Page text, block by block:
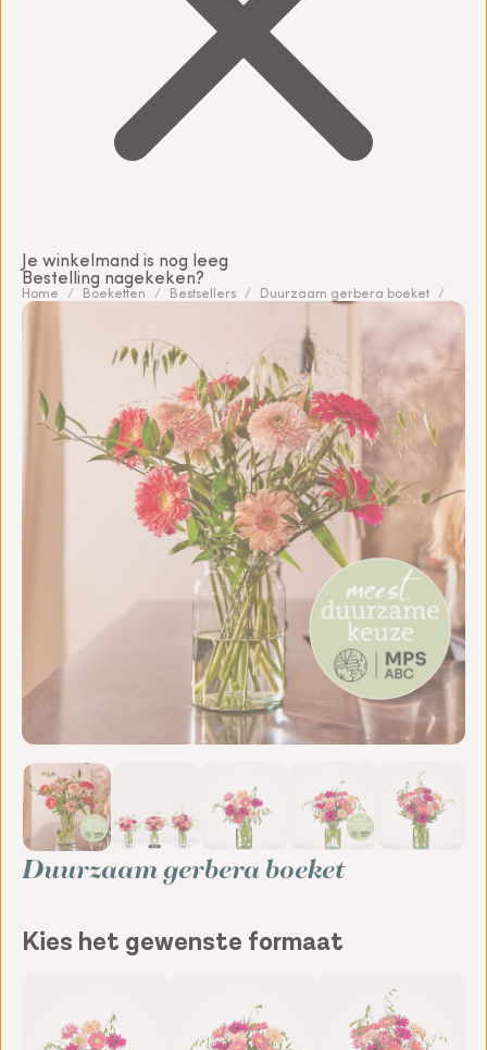
Je winkelmand is nog leeg
Bestelling nagekeken?
Home Boeketten Bestsellers Duurzaam gerbera boeket
Duurzaam gerbera boeket
Kies het gewenste formaat